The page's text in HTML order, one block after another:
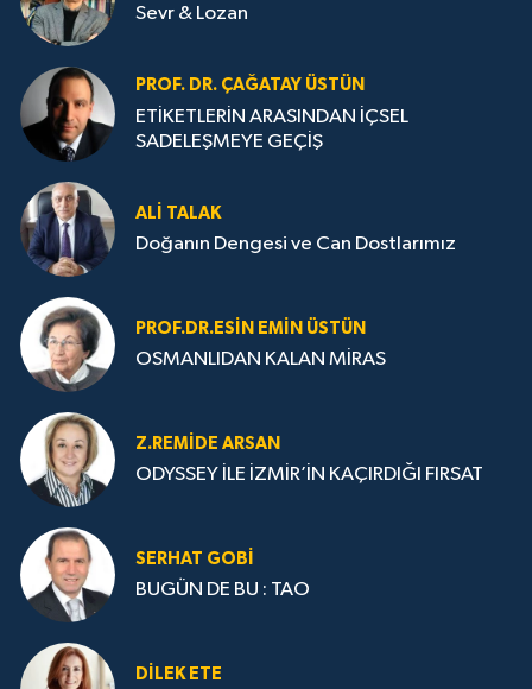
Sevr & Lozan
PROF. DR. ÇAĞATAY ÜSTÜN
ETİKETLERİN ARASINDAN İÇSEL
SADELEŞMEYE GEÇİŞ
ALI TALAK
Doğanın Dengesi ve Can Dostlarımız
PROF.DR.ESIN EMIN ÜSTÜN
OSMANLIDAN KALAN MİRAS
Z.REMIDE ARSAN
ODYSSEY İLE İZMİR’İN KAÇIRDIĞI FIRSAT
SERHAT GOBİ
BUGÜN DE BU : TAO
DILEK ETE